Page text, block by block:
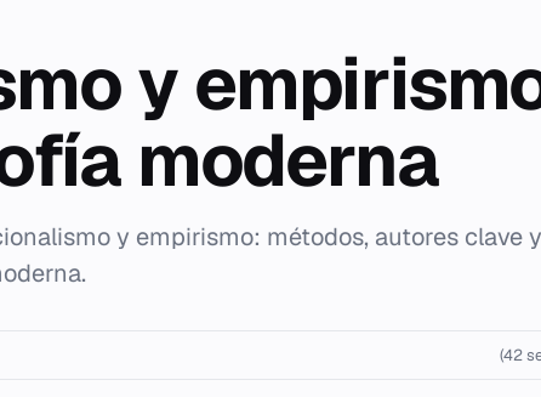
y
moderna
y empirismo: métodos, autores clave
(42